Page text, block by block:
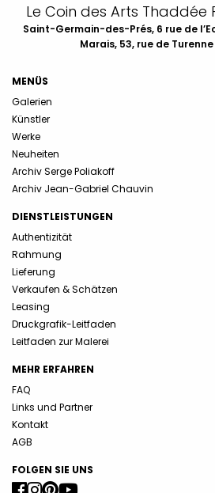
Le Coin des Arts Thaddée
Saint-Germain-des-Prés, 6 rue de
Marais, 53, rue de
MENÜS
Galerien
Künstler
Werke
Neuheiten
Archiv Serge Poliakoff
Archiv Jean-Gabriel Chauvin
DIENSTLEISTUNGEN
Authentizität
Rahmung
Lieferung
Verkaufen & Schätzen
Leasing
Druckgrafik-Leitfaden
Leitfaden zur Malerei
MEHR ERFAHREN
FAQ
Links und Partner
Kontakt
AGB
FOLGEN SIE UNS